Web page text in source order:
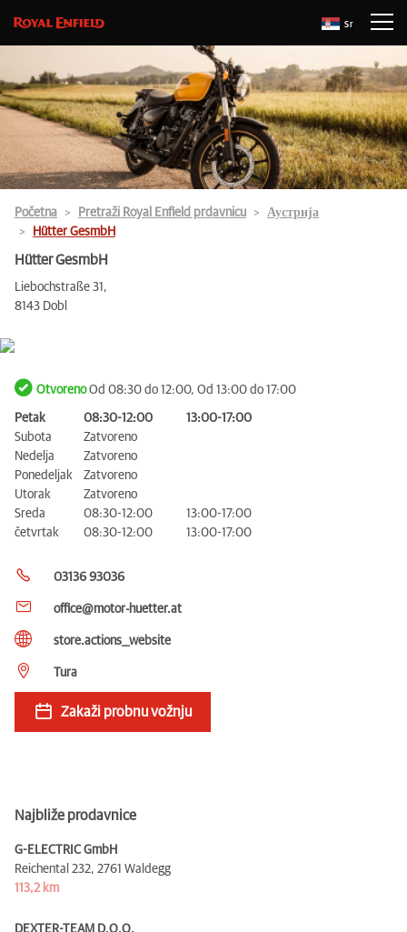
Sr
Početna Pretraži Royal Enfield prdavnicu
Аустрија
Hütter GesmbH
Hütter GesmbH
Liebochstraße 31,
8143 Dobl
OtvorenoOd 08:30 do 12:00, Od 13:00 do 17:00
Petak 08:30-12:00
13:00-17:00
Subota
Zatvoreno
Nedelja
Zatvoreno
Ponedeljak
Zatvoreno
Utorak
Zatvoreno
Sreda
08:30-12:00
13:00-17:00
četvrtak
08:30-12:00 13:00-17:00
03136 93036
office@motor-huetter.at
store.actions__website
Tura
Zakaži probnu vožnju
Najbliže prodavnice
G-ELECTRIC GmbH
Reichental 232, 2761 Waldegg
113,2 km
DEXTER-TEAM D.O.O.